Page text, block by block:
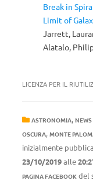
Break in
Limit of
Jarrett,
Alatalo,
LICENZA PER IL
ASTRONOMIA, NEWS
OSCURA, MONTE
inizialmente
23/10/2019alle
PAGINA FACEBOOK del